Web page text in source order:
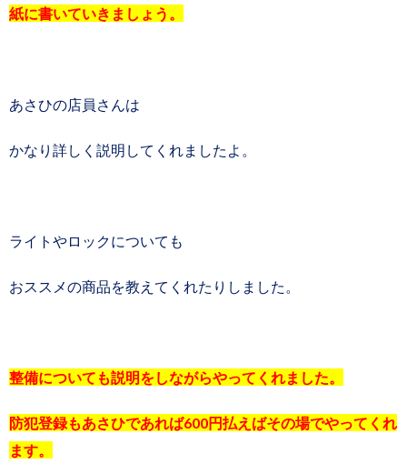
紙に書いていきましょう。
あさひの店員さんは
かなり詳しく説明してくれましたよ。
ライトやロックについても
おススメの商品を教えてくれたりしました。
整備についても説明をしながらやってくれました。
防犯登録もあさひであれば600円払えばその場でやってくれ
ます。